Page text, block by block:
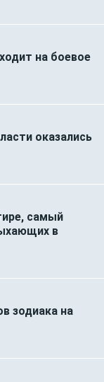
на боевое
оказались
самый
в
зодиака на